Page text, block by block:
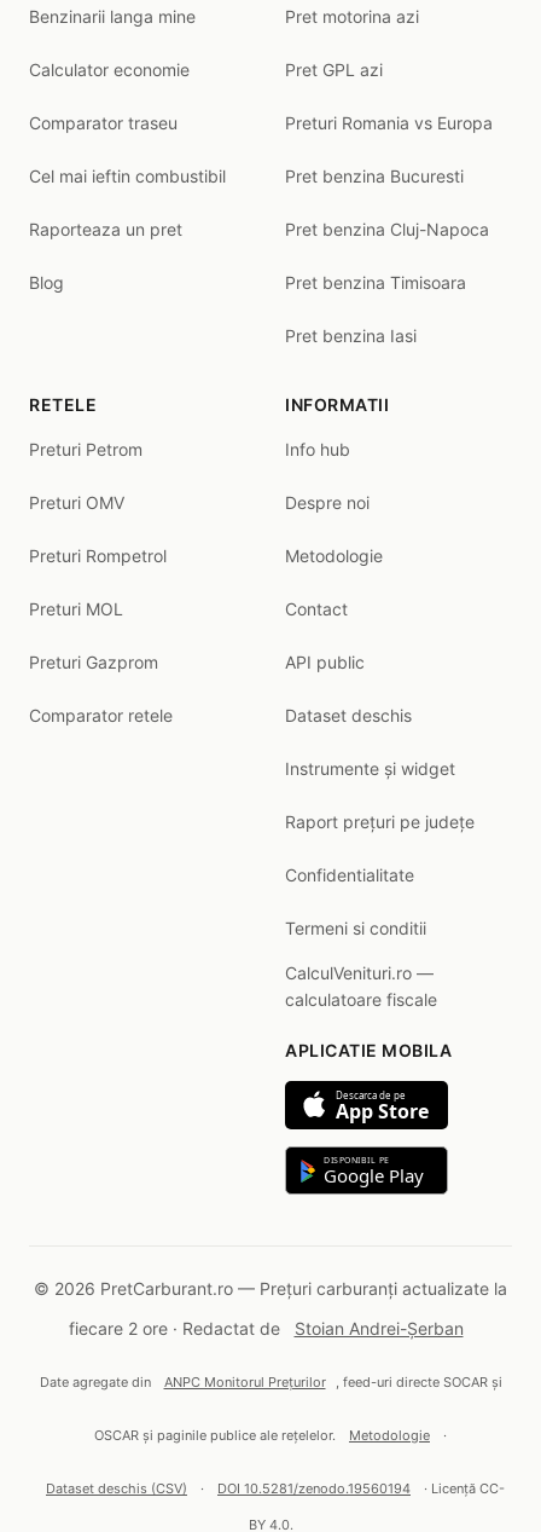
Benzinarii langa mine
Calculator economie
Comparator traseu
Cel mai ieftin combustibil
Raporteaza un pret
Blog
Pret motorina azi
Pret GPL azi
Preturi Romania vs Europa
Pret benzina Bucuresti
Pret benzina Cluj-Napoca
Pret benzina Timisoara
Pret benzina Iasi
RETELE
Preturi Petrom
Preturi OMV
Preturi Rompetrol
Preturi MOL
Preturi Gazprom
Comparator retele
INFORMATII
Info hub
Despre noi
Metodologie
Contact
API public
Dataset deschis
Instrumente și widget
Raport prețuri pe județe
Confidentialitate
Termeni si conditii
CalculVenituri.ro —
calculatoare fiscale
APLICATIE MOBILA
Descarca de pe
App Store
DISPONIBIL PE
Google Play
© 2026 PretCarburant.ro — Prețuri carburanți actualizate la
fiecare 2 ore · Redactat de
Stoian Andrei-Șerban
Date agregate din ANPC Monitorul Prețurilor , feed-uri directe SOCAR și
OSCAR și paginile publice ale rețelelor. Metodologie ·
Dataset deschis (CSV) · DOI 10.5281/zenodo.19560194 · Licență CC-
BY 4.0.